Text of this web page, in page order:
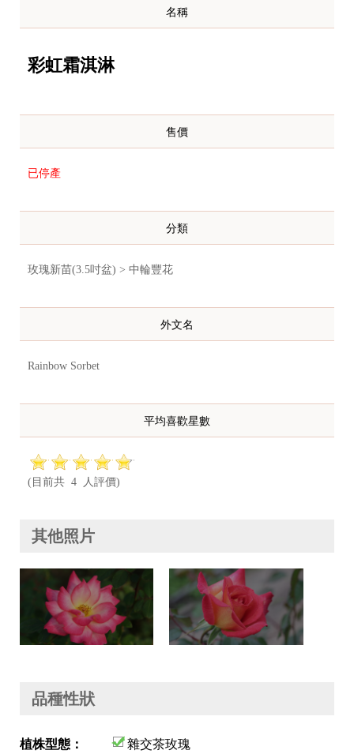
名稱
彩虹霜淇淋
售價
已停產
分類
玫瑰新苗(3.5吋盆) > 中輪豐花
外文名
Rainbow Sorbet
平均喜歡星數
(目前共 4 人評價)
其他照片
品種性狀
植株型態： 雜交茶玫瑰